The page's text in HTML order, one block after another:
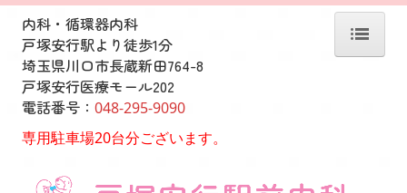
ホーム
診療案内
医師紹介
アクセス
内科・循環器内科
戸塚安行駅より徒歩1分
埼玉県川口市長蔵新田764-8
戸塚安行医療モール202
電話番号：048-295-9090
専用駐車場20台分ございます。